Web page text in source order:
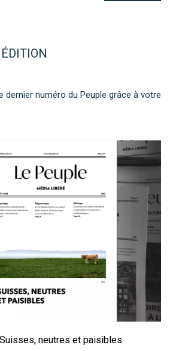
dernier numéro du Peuple grâce à votre
neutres et paisibles